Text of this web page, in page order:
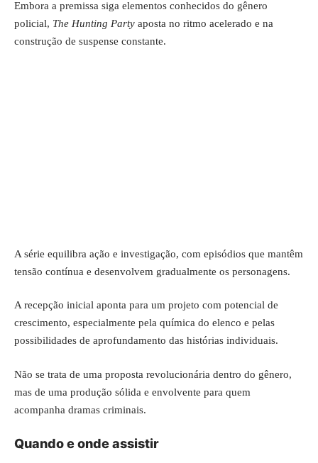
Embora a premissa siga elementos conhecidos do gênero
policial, The Hunting Party aposta no ritmo acelerado e na
construção de suspense constante.
A série equilibra ação e investigação, com episódios que mantêm
tensão contínua e desenvolvem gradualmente os personagens.
A recepção inicial aponta para um projeto com potencial de
crescimento, especialmente pela química do elenco e pelas
possibilidades de aprofundamento das histórias individuais.
Não se trata de uma proposta revolucionária dentro do gênero,
mas de uma produção sólida e envolvente para quem
acompanha dramas criminais.
Quando e onde assistir